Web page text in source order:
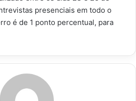
presenciais em todo o
é de 1 ponto percentual, para